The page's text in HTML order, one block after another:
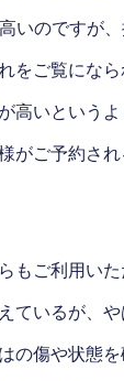
いのですが
をご覧にな
高いという
がご予約さ
もご利用い
ているが、
の傷や状態